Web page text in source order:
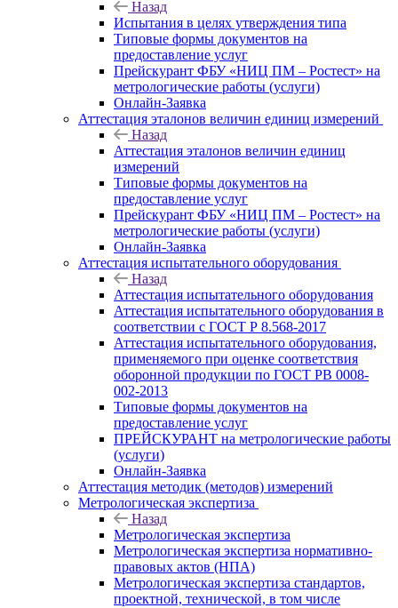
Назад
Испытания в целях утверждения типа
Типовые формы документов на
предоставление услуг
Прейскурант ФБУ «НИЦ ПМ – Ростест» на
метрологические работы (услуги)
Онлайн-Заявка
Аттестация эталонов величин единиц измерений
Назад
Аттестация эталонов величин единиц
измерений
Типовые формы документов на
предоставление услуг
Прейскурант ФБУ «НИЦ ПМ – Ростест» на
метрологические работы (услуги)
Онлайн-Заявка
Аттестация испытательного оборудования
Назад
Аттестация испытательного оборудования
Аттестация испытательного оборудования в
соответствии с ГОСТ Р 8.568-2017
Аттестация испытательного оборудования,
применяемого при оценке соответствия
оборонной продукции по ГОСТ РВ 0008-
002-2013
Типовые формы документов на
предоставление услуг
ПРЕЙСКУРАНТ на метрологические работы
(услуги)
Онлайн-Заявка
Аттестация методик (методов) измерений
Метрологическая экспертиза
Назад
Метрологическая экспертиза
Метрологическая экспертиза нормативно-
правовых актов (НПА)
Метрологическая экспертиза стандартов,
проектной, технической, в том числе